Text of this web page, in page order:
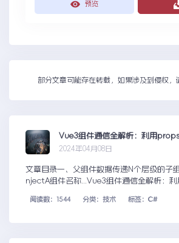
预览
部分文章可能存在转载，如果涉及到侵权，
2024年04月08日
文章目录一、父组件数据传递N个层级的子
njectA组件名称...Vue3组件通信全解析：
法调用
阅读数：1544 分类：技术 标签：C#